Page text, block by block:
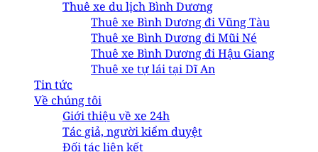
Thuê xe du lịch Bình Dương
Thuê xe Bình Dương đi Vũng Tàu
Thuê xe Bình Dương đi Mũi Né
Thuê xe Bình Dương đi Hậu Giang
Thuê xe tự lái tại Dĩ An
Tin tức
Về chúng tôi
Giới thiệu về xe 24h
Tác giả, người kiểm duyệt
Đối tác liên kết